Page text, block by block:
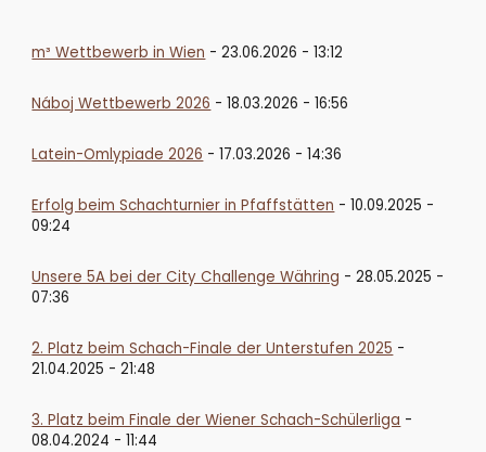
m³ Wettbewerb in Wien - 23.06.2026 - 13:12
Náboj Wettbewerb 2026 - 18.03.2026 - 16:56
Latein-Omlypiade 2026 - 17.03.2026 - 14:36
Erfolg beim Schachturnier in Pfaffstätten - 10.09.2025 -
09:24
Unsere 5A bei der City Challenge Währing - 28.05.2025 -
07:36
2. Platz beim Schach-Finale der Unterstufen 2025 -
21.04.2025 - 21:48
3. Platz beim Finale der Wiener Schach-Schülerliga -
08.04.2024 - 11:44